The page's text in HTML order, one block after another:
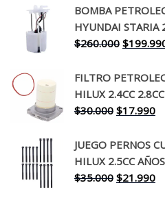
original
era:
BOMBA
HYUNDAI STARIA
$260.000 El
original
era:
$260.000.
$
FILTRO
HILUX 2.4CC
$30.000 El
original
era:
$30.000.
$17.990El
JUEGO PERNOS
HILUX 2.5CC
$35.000 El
$21.990El